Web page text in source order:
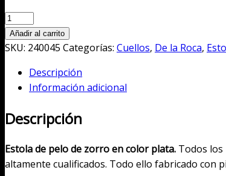
Estola
de
pelo
zorro
plata
Añadir al carrito
SKU: 240045 Categorías: Cuellos, De la Roca,
Descripción
Información adicional
Descripción
Estola de pelo de zorro en color plata. Todos
altamente cualificados. Todo ello fabricado con